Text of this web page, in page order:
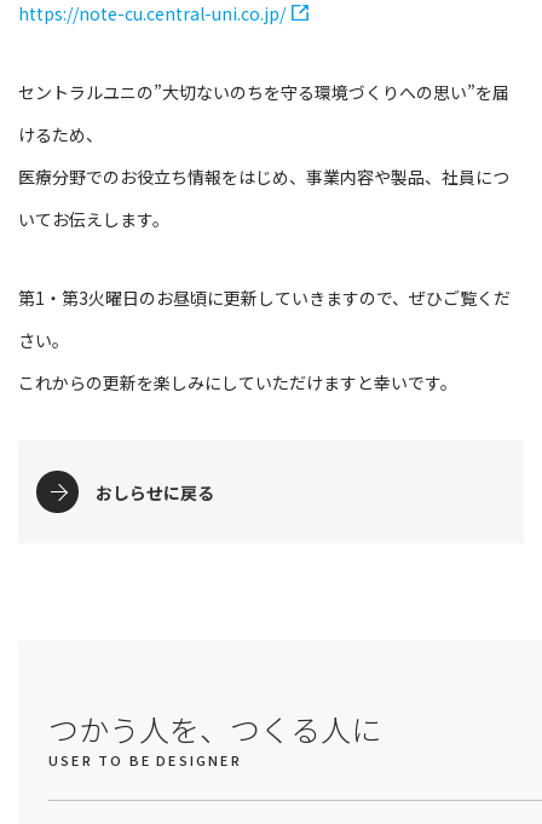
https://note-cu.central-uni.co.jp/
セントラルユニの”大切ないのちを守る環境づくりへの思い”を届
けるため、
医療分野でのお役立ち情報をはじめ、事業内容や製品、社員につ
いてお伝えします。
第1・第3火曜日のお昼頃に更新していきますので、ぜひご覧くだ
さい。
これからの更新を楽しみにしていただけますと幸いです。
おしらせに戻る
つかう人を、つくる人に
USER TO BE DESIGNER